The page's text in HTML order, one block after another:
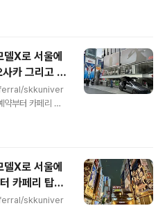
도쿄에서의
델X 사진입니다.
생각보다 너무 일
좀 더 멀리 가보
로 합니다. 이니
유명한 코스인 이
X로 서울에
카 그리고 도
skkuniver
부터 카페리 탑
배편 예약부터 카
나서였습니다. 같
Standard) 충
차를 가지고 테 c
하카타항 국제여
X로 서울에
카페리 탑승
skkuniver